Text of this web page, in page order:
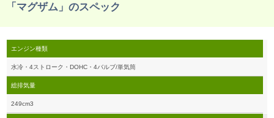
「マグザム」のスペック
エンジン種類
水冷・4ストローク・DOHC・4バルブ/単気筒
総排気量
249cm3